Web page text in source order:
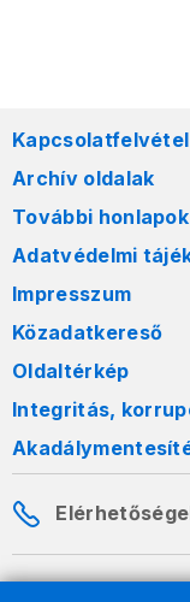
Kapcsolatfelvétel
Archív oldalak
További honlapok
Adatvédelmi
Impresszum
Közadatkereső
Oldaltérkép
Integritás,
A honlapon